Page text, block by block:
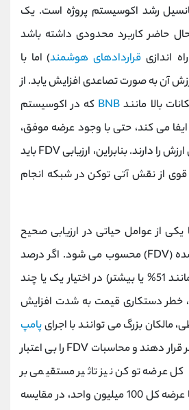
رشد اکوسیستم پروژه است. یک
حاضر کاربرد محدودی داشته باشد
قراردادهای هوشمند) اما با
آن به صورت تصاعدی افزایش یابد. از
بالا مانند BNB که در اکوسیستم
می کند، حتی با وجود عرضه موفق،
پتانسیل حفظ و افزایش ارزش را دارند. بنابراین، ارزیابی FDV باید
قوی از نقش آتی توکن در شبکه انجام
از عوامل حیاتی در ارزیابی صحیح
ارزش بازار کاملا رقیق ‌شده (FDV) محسوب می ‌شود. اگر درصد
یا چند
خطر دستکاری قیمت به شدت افزایش
مالکان بزرگ می ‌توانند با اجرایپامپ
، بازار را تحت تاثیر قرار دهند و محاسبات FDV را بی ‌اعتبار
عرضه توکن نیز تاثیر مستقیمی بر
قیمت دارد: یک پروژه با عرضه کل 100 میلیون واحد، در مقایسه